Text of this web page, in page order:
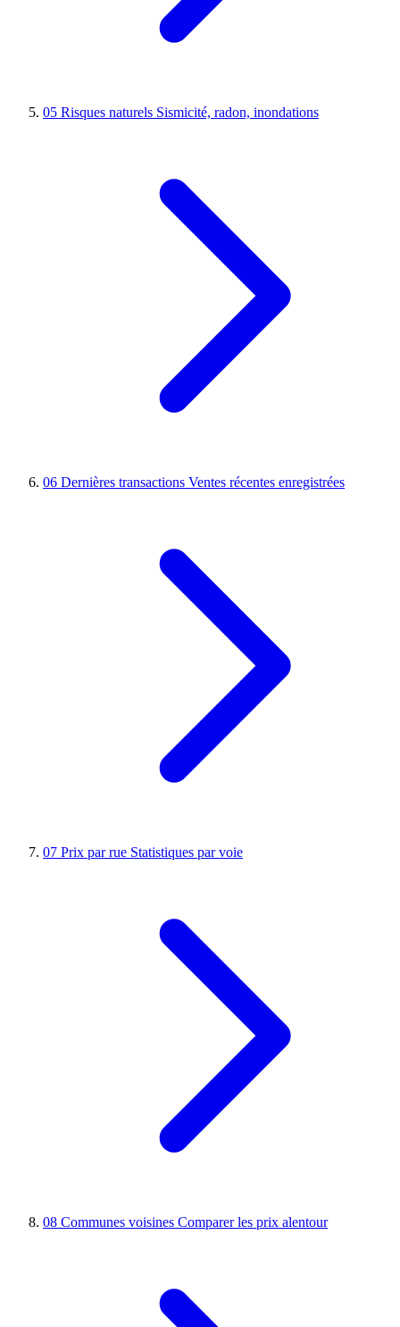
05 Risques naturels Sismicité, radon, inondations
06 Dernières transactions Ventes récentes enregistrées
07 Prix par rue Statistiques par voie
08 Communes voisines Comparer les prix alentour